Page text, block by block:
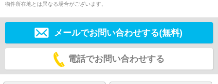
物件所在地とは異なる場合がございます。
メールでお問い合わせする(無料)
電話でお問い合わせする